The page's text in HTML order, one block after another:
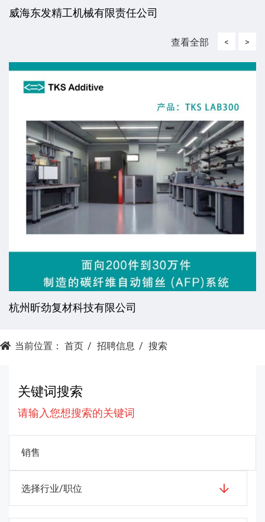
威海东发精工机械有限责任公司
查看全部 <
杭州昕劲复材科技有限公司
>
当前位置： 首页 招聘信息 搜索
关键词搜索
请输入您想搜索的关键词
选择行业/职位